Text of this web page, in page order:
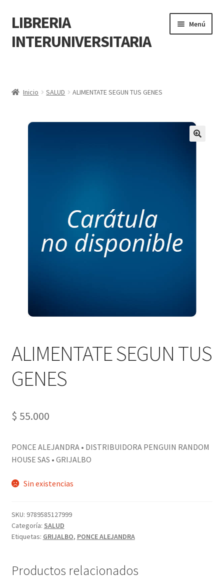
LIBRERIA
INTERUNIVERSITARIA
Menú
Carrito
POLÍTICA DE MANEJO DE INFORMACIÓN Y DATOS
PERSONALES DE CORPORACIÓN INTERUNIVERSITARIA DE
SERVICIO
Inicio SALUD ALIMENTATE SEGUN TUS GENES
ALIMENTATE SEGUN TUS
GENES
$ 55.000
PONCE ALEJANDRA • DISTRIBUIDORA PENGUIN RANDOM
HOUSE SAS • GRIJALBO
Sin existencias
SKU: 9789585127999
Categoría: SALUD
Etiquetas: GRIJALBO, PONCE ALEJANDRA
Productos relacionados